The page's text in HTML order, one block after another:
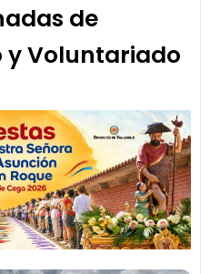
de
y Voluntariado